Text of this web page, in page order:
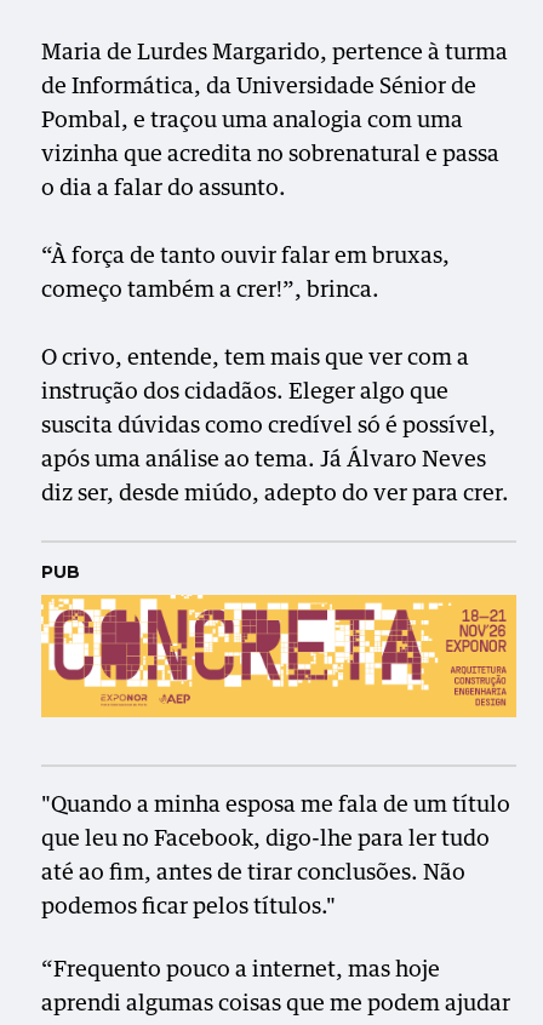
Maria de Lurdes Margarido, pertence à turma
de Informática, da Universidade Sénior de
Pombal, e traçou uma analogia com uma
vizinha que acredita no sobrenatural e passa
o dia a falar do assunto.
“À força de tanto ouvir falar em bruxas,
começo também a crer!”, brinca.
O crivo, entende, tem mais que ver com a
instrução dos cidadãos. Eleger algo que
suscita dúvidas como credível só é possível,
após uma análise ao tema. Já Álvaro Neves
diz ser, desde miúdo, adepto do ver para crer.
PUB
"Quando a minha esposa me fala de um título
que leu no Facebook, digo-lhe para ler tudo
até ao fim, antes de tirar conclusões. Não
podemos ficar pelos títulos."
“Frequento pouco a internet, mas hoje
aprendi algumas coisas que me podem ajudar